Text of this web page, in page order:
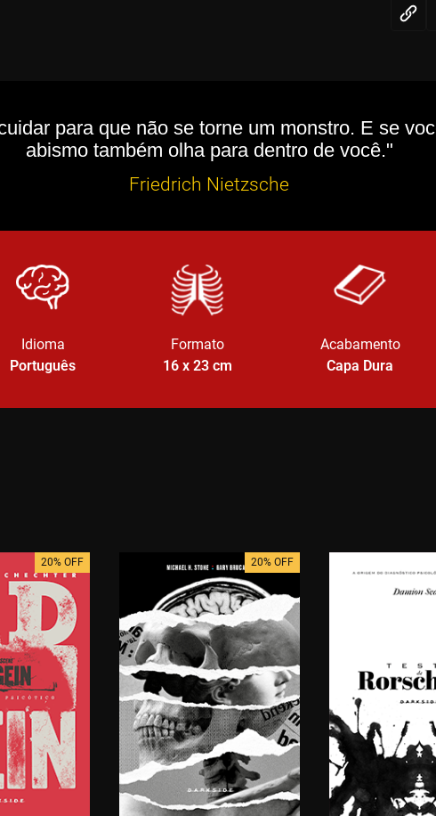
para que não se torne um monstro. E se
abismo também olha para dentro de você."
Friedrich Nietzsche
Idioma
Português
Formato
16 x 23 cm
Acabamento
Capa Dura
20% OFF 20% OFF